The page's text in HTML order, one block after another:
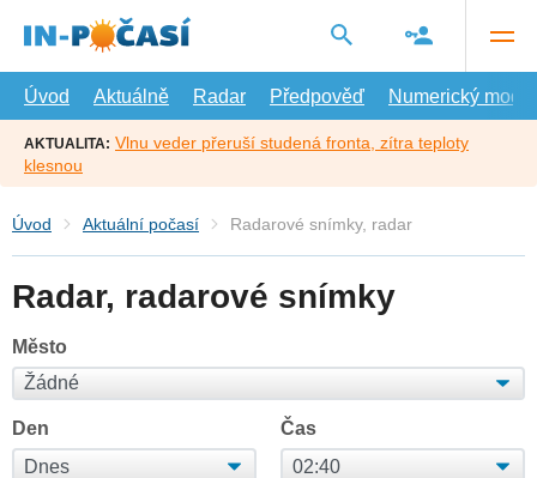
hlavní
Úvod
Aktuálně Radar Předpověď Numerický model
AKTUALITA: Vlnu veder přeruší studená fronta, zítra teploty
klesnou
Úvod Aktuální počasí Radarové snímky, radar
Radar, radarové snímky
Město
Den Čas